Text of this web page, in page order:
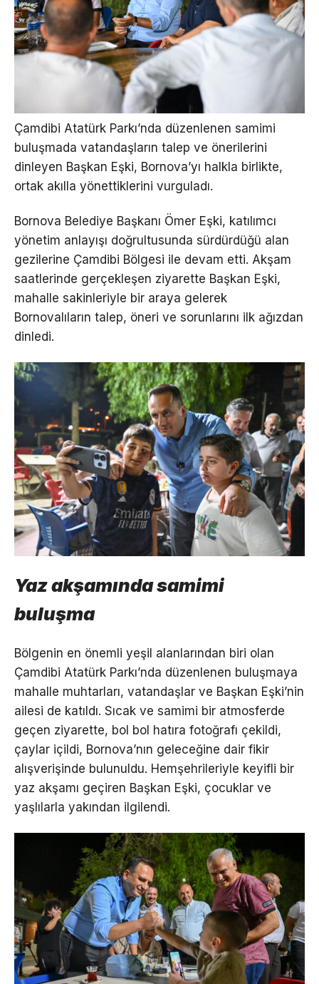
Çamdibi Atatürk Parkı’nda düzenlenen samimi
buluşmada vatandaşların talep ve önerilerini
dinleyen Başkan Eşki, Bornova’yı halkla birlikte,
ortak akılla yönettiklerini vurguladı.
Bornova Belediye Başkanı Ömer Eşki, katılımcı
yönetim anlayışı doğrultusunda sürdürdüğü alan
gezilerine Çamdibi Bölgesi ile devam etti. Akşam
saatlerinde gerçekleşen ziyarette Başkan Eşki,
mahalle sakinleriyle bir araya gelerek
Bornovalıların talep, öneri ve sorunlarını ilk ağızdan
dinledi.
Yaz akşamında samimi
buluşma
Bölgenin en önemli yeşil alanlarından biri olan
Çamdibi Atatürk Parkı’nda düzenlenen buluşmaya
mahalle muhtarları, vatandaşlar ve Başkan Eşki’nin
ailesi de katıldı. Sıcak ve samimi bir atmosferde
geçen ziyarette, bol bol hatıra fotoğrafı çekildi,
çaylar içildi, Bornova’nın geleceğine dair fikir
alışverişinde bulunuldu. Hemşehrileriyle keyifli bir
yaz akşamı geçiren Başkan Eşki, çocuklar ve
yaşlılarla yakından ilgilendi.